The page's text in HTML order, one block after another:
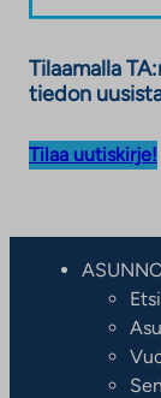
Tilaamalla
tiedon
Tilaa uutiskirje!